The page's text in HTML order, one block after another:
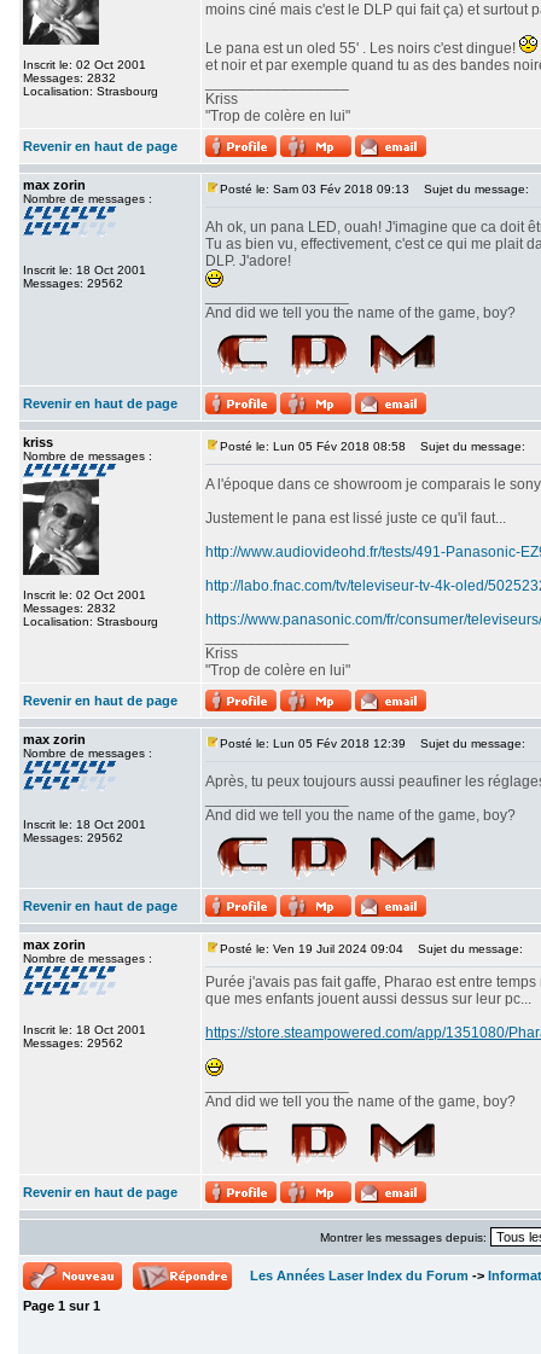
Inscrit le: 02 Oct 2001
Messages: 2832
Localisation: Strasbourg
moins ciné mais c'est le DLP qui fait ça) et
Le pana est un oled 55' . Les noirs c'est dingue!
et noir et par exemple quand tu as des bandes
Kriss
"Trop de colère en lui"
Revenir en haut de page
max zorin
Nombre de messages :
Inscrit le: 18 Oct 2001
Messages: 29562
Posté le: Sam 03 Fév 2018 09:13 Sujet du message:
Ah ok, un pana LED, ouah! J'imagine que ca doit
Tu as bien vu, effectivement, c'est ce qui me plait
DLP. J'adore!
And did we tell you the name of the game, boy?
Revenir en haut de page
kriss
Nombre de messages :
Inscrit le: 02 Oct 2001
Messages: 2832
Localisation: Strasbourg
Posté le: Lun 05 Fév 2018 08:58 Sujet du message:
A l'époque dans ce showroom je comparais le
Justement le pana est lissé juste ce qu'il faut...
http://www.audiovideohd.fr/tests/491-Panasonic-
http://labo.fnac.com/tv/televiseur-tv-4k-oled/
https://www.panasonic.com/fr/consumer/
Kriss
"Trop de colère en lui"
Revenir en haut de page
max zorin
Nombre de messages :
Inscrit le: 18 Oct 2001
Messages: 29562
Posté le: Lun 05 Fév 2018 12:39 Sujet du message:
Après, tu peux toujours aussi peaufiner les
And did we tell you the name of the game, boy?
Revenir en haut de page
max zorin
Nombre de messages :
Inscrit le: 18 Oct 2001
Messages: 29562
Posté le: Ven 19 Juil 2024 09:04 Sujet du message:
Purée j'avais pas fait gaffe, Pharao est entre
que mes enfants jouent aussi dessus sur leur pc...
https://store.steampowered.com/app/1351080/
And did we tell you the name of the game, boy?
Revenir en haut de page
Montrer les messages depuis:
Les Années Laser Index du Forum ->
Page 1 sur1